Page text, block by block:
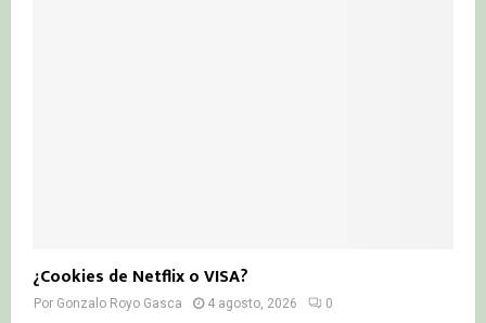
¿Cookies de Netflix o VISA?
Por Gonzalo Royo Gasca 4 agosto, 2026 0